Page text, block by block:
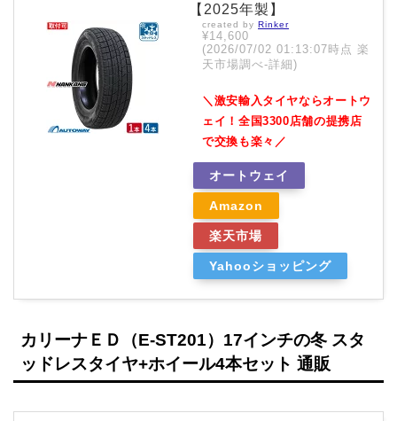
【2025年製】
created by Rinker
¥14,600
(2026/07/02 01:13:07時点 楽
天市場調べ-詳細)
＼激安輸入タイヤならオートウ
ェイ！全国3300店舗の提携店
で交換も楽々／
オートウェイ
Amazon
楽天市場
Yahooショッピング
カリーナＥＤ（E-ST201）17インチの冬 スタ
ッドレスタイヤ+ホイール4本セット 通販